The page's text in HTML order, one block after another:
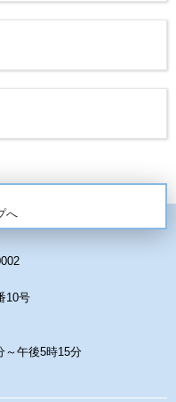
へ
10号
～午後5時15分